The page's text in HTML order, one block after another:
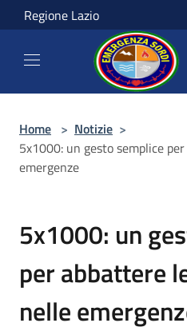
Salta al contenuto principale
Regione Lazio
Home > Notizie >
5x1000: un gesto semplice
emergenze
5x1000: un
per abbattere
nelle